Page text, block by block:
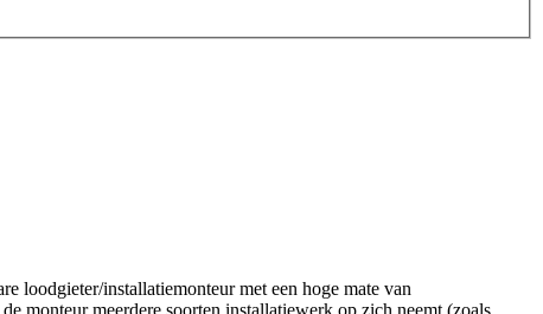
loodgieter/installatiemonteur met een hoge mate van
monteur meerdere soorten installatiewerk op zich neemt (zoals